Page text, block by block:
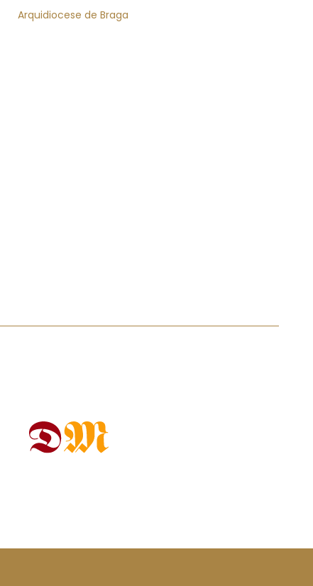
Arquidiocese de Braga